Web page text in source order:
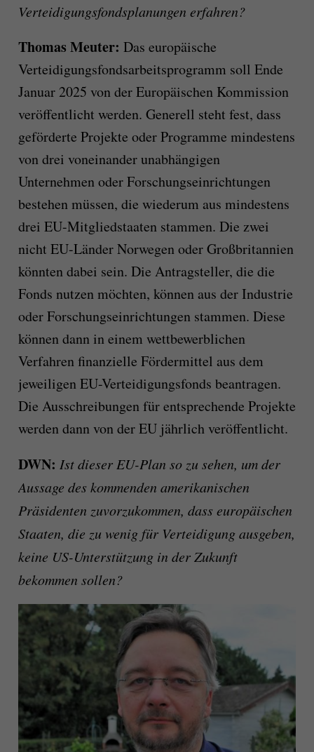
Verteidigungsfondsplanungen erfahren?
Thomas Meuter: Das europäische
Verteidigungsfondsarbeitsprogramm soll Ende
Januar 2025 von der Europäischen Kommission
veröffentlicht werden. Generell steht fest, dass
geförderte Projekte oder Programme mindestens
von drei voneinander unabhängigen
Unternehmen oder Forschungseinrichtungen
bestehen müssen, die wiederum aus mindestens
drei EU-Mitgliedstaaten stammen. Die zwei
nicht EU-Länder Norwegen oder Großbritannien
könnten dabei sein. Die Antragsteller, die die
Fonds nutzen möchten, können aus der Industrie
oder Forschungseinrichtungen stammen. Diese
können dann in einem wettbewerblichen
Verfahren finanzielle Fördermittel aus dem
jeweiligen EU-Verteidigungsfonds beantragen.
Die Ausschreibungen für entsprechende Projekte
werden dann von der EU jährlich veröffentlicht.
DWN: Ist dieser EU-Plan so zu sehen, um der
Aussage des kommenden amerikanischen
Präsidenten zuvorzukommen, dass europäischen
Staaten, die zu wenig für Verteidigung ausgeben,
keine US-Unterstützung in der Zukunft
bekommen sollen?